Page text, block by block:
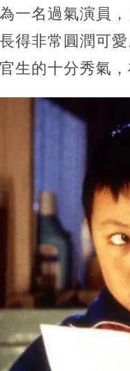
一名過氣演員
得非常圓潤可
生的十分秀氣